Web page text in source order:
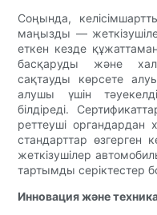
Соңында,
маңызды —
еткен кезде
басқаруды және
сақтауды көрсете
алушы үшін
білдіреді.
реттеуші органдардан
стандарттар өзгерген
жеткізушілер
тартымды серіктестер
Инновация және